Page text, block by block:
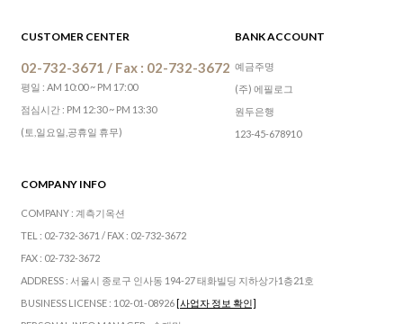
CUSTOMER CENTER
02-732-3671 / Fax : 02-732-3672
평일 : AM 10:00 ~ PM 17:00
점심시간 : PM 12:30 ~ PM 13:30
(토,일요일,공휴일 휴무)
BANK ACCOUNT
예금주명
(주) 에필로그
원두은행
123-45-678910
COMPANY INFO
COMPANY : 계측기옥션
TEL : 02-732-3671 / FAX : 02-732-3672
FAX : 02-732-3672
ADDRESS : 서울시 종로구 인사동 194-27 태화빌딩 지하상가1층21호
BUSINESS LICENSE : 102-01-08926[사업자 정보 확인]